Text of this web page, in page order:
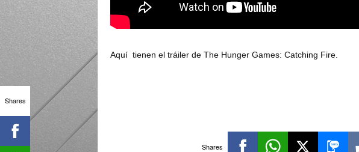
Aquí tienen el tráiler de The Hunger Games: Catching Fire.
Shares
Shares